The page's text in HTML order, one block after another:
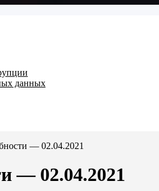
данных
— 02.04.2021
— 02.04.2021